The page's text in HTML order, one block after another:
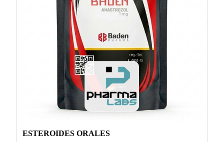
ESTEROIDES ORALES